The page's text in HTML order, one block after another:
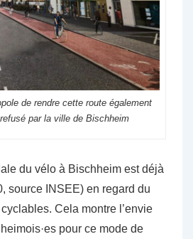
de rendre cette route également
par la ville de Bischheim
du vélo à Bischheim est déjà
source INSEE) en regard du
Cela montre l’envie
pour ce mode de